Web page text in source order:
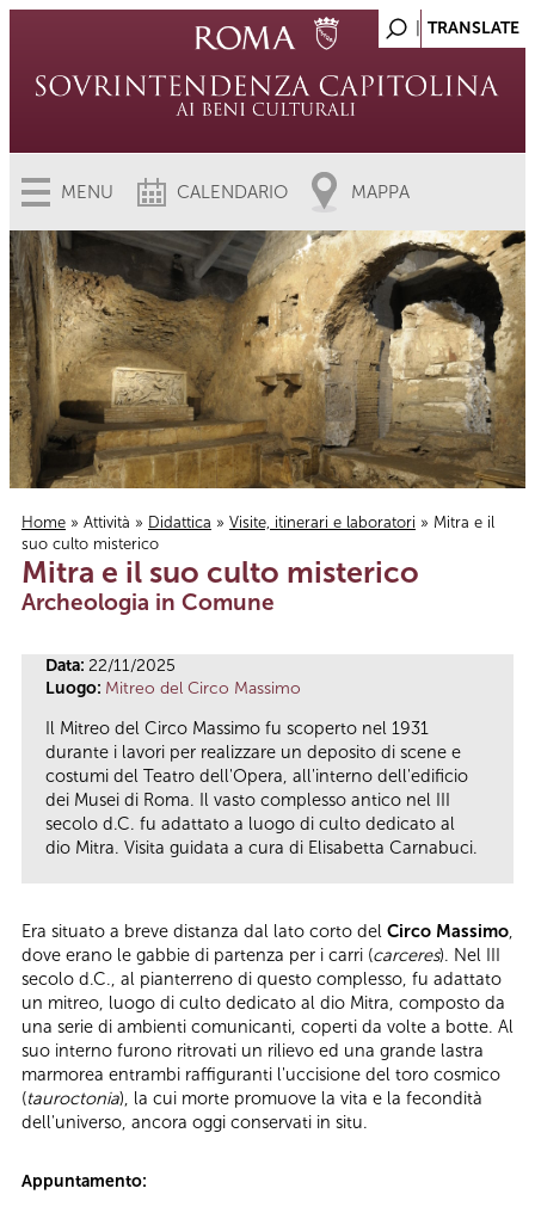
MENU CALENDARIO MAPPA
Tu sei qui
Home » Attività » Didattica » Visite, itinerari e laboratori » Mitra e il
suo culto misterico
Mitra e il suo culto misterico
Archeologia in Comune
Data: 22/11/2025
Luogo: Mitreo del Circo Massimo
Il Mitreo del Circo Massimo fu scoperto nel 1931
durante i lavori per realizzare un deposito di scene e
costumi del Teatro dell'Opera, all'interno dell'edificio
dei Musei di Roma. Il vasto complesso antico nel III
secolo d.C. fu adattato a luogo di culto dedicato al
dio Mitra. Visita guidata a cura di Elisabetta Carnabuci.
Era situato a breve distanza dal lato corto del Circo Massimo,
dove erano le gabbie di partenza per i carri (carceres). Nel III
secolo d.C., al pianterreno di questo complesso, fu adattato
un mitreo, luogo di culto dedicato al dio Mitra, composto da
una serie di ambienti comunicanti, coperti da volte a botte. Al
suo interno furono ritrovati un rilievo ed una grande lastra
marmorea entrambi raffiguranti l'uccisione del toro cosmico
(tauroctonia), la cui morte promuove la vita e la fecondità
dell'universo, ancora oggi conservati in situ.
Appuntamento: